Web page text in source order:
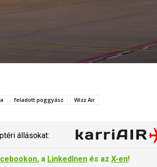
feladott poggyász Wizz Air
állásokat:
, a LinkedInen és az X-en!